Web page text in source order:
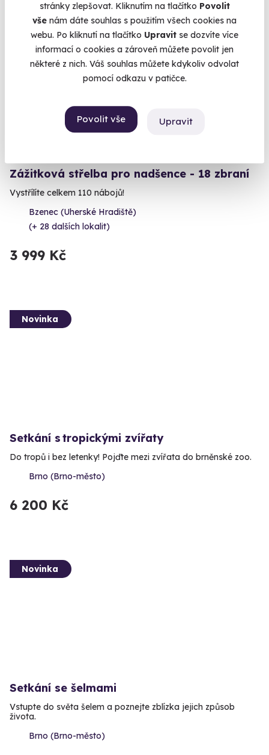
stránky zlepšovat. Kliknutím na tlačítko Povolit
vše nám dáte souhlas s použitím všech cookies na
webu. Po kliknutí na tlačítko Upravit se dozvíte více
informací o cookies a zároveň můžete povolit jen
některé z nich. Váš souhlas můžete kdykoliv odvolat
pomocí odkazu v patičce.
Povolit vše Upravit
Volný termín už 14. 08. 2026
Zážitková střelba pro nadšence - 18 zbraní
Vystřílíte celkem 110 nábojů!
Bzenec (Uherské Hradiště)
(+ 28 dalších lokalit)
3 999 Kč
Novinka
Setkání s tropickými zvířaty
Do tropů i bez letenky! Pojďte mezi zvířata do brněnské zoo.
Brno (Brno-město)
6 200 Kč
Novinka
Setkání se šelmami
Vstupte do světa šelem a poznejte zblízka jejich způsob
života.
Brno (Brno-město)